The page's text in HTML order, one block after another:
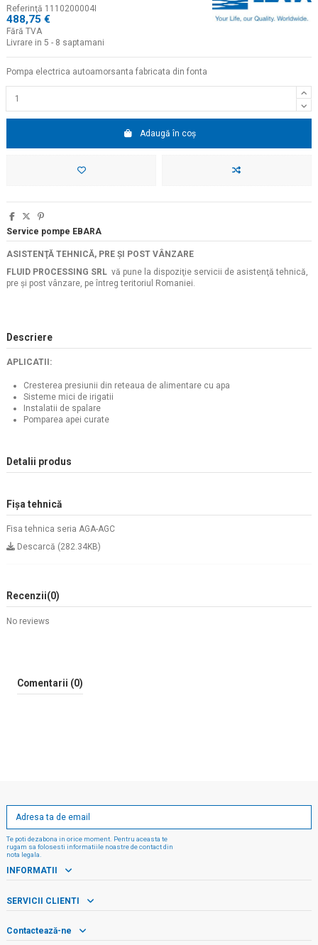
Referinţă 1110200004I
488,75 €
Fără TVA
Livrare in 5 - 8 saptamani
Pompa electrica autoamorsanta fabricata din fonta
Adaugă în coș
Service pompe EBARA
ASISTENŢĂ TEHNICĂ, PRE ŞI POST VÂNZARE
FLUID PROCESSING SRL vă pune la dispoziţie servicii de asistenţă tehnică,
pre şi post vânzare, pe întreg teritoriul Romaniei.
Descriere
APLICATII:
Cresterea presiunii din reteaua de alimentare cu apa
Sisteme mici de irigatii
Instalatii de spalare
Pomparea apei curate
Detalii produs
Fișa tehnică
Fisa tehnica seria AGA-AGC
Descarcă (282.34KB)
Recenzii(0)
No reviews
Comentarii (0)
Te poti dezabona in orice moment. Pentru aceasta te
rugam sa folosesti informatiile noastre de contact din
nota legala.
INFORMATII
SERVICII CLIENTI
Contactează-ne